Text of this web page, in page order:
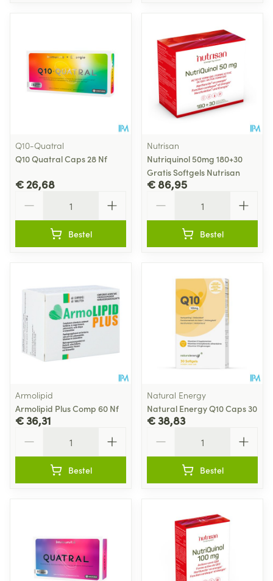
Q10-Quatral
Q10 Quatral Caps 28 Nf
€ 26,68
Bestel
Nutrisan
Nutriquinol 50mg 180+30
Gratis Softgels Nutrisan
€ 86,95
Bestel
Armolipid
Armolipid Plus Comp 60 Nf
€ 36,31
Bestel
Natural Energy
Natural Energy Q10 Caps 30
€ 38,83
Bestel